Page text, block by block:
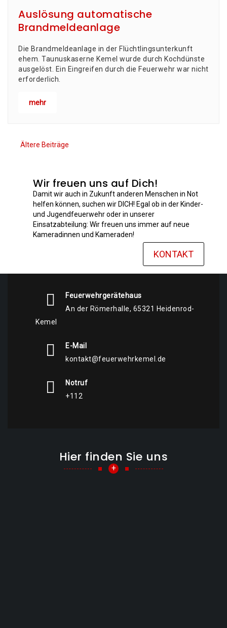
Auslösung automatische
Brandmeldeanlage
Die Brand­mel­de­an­la­ge in der Flücht­lings­un­ter­kunft
ehem. Tau­nus­ka­ser­ne Kemel wur­de durch Koch­düns­te
aus­ge­löst. Ein Ein­grei­fen durch die Feu­er­wehr war nicht
erforderlich.
mehr
Ältere Beiträge
Wir freuen uns auf Dich!
Damit wir auch in Zukunft anderen Menschen in Not
helfen können, suchen wir DICH! Egal ob in der Kinder-
und Jugendfeuerwehr oder in unserer
Einsatzabteilung: Wir freuen uns immer auf neue
Kameradinnen und Kameraden!
KONTAKT
Feuerwehrgerätehaus
An der Römerhalle, 65321 Heidenrod-
Kemel
E-Mail
kontakt@feuerwehrkemel.de
Notruf
+112
Hier finden Sie uns
+